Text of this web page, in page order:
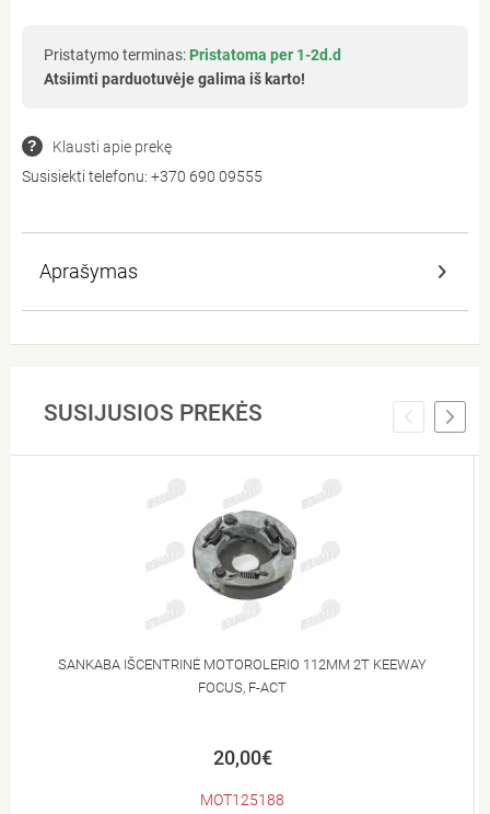
Pristatymo terminas: Pristatoma per 1-2d.d
Atsiimti parduotuvėje galima iš karto!
Klausti apie prekę
Susisiekti telefonu: +370 690 09555
Aprašymas
SUSIJUSIOS PREKĖS
SANKABA IŠCENTRINĖ MOTOROLERIO 112MM 2T KEEWAY
FOCUS, F-ACT
20,00€
MOT125188